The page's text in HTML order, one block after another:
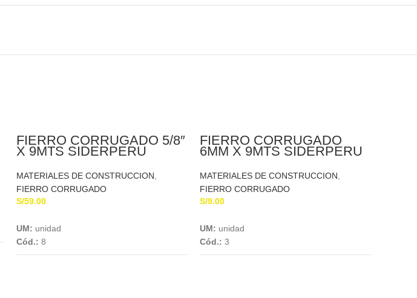
FIERRO CORRUGADO 5/8″
X 9MTS SIDERPERU
MATERIALES DE CONSTRUCCION
FIERRO CORRUGADO
S/59.00
UM: unidad
Cód.: 8
FIERRO CORRUGADO
6MM X 9MTS SIDERPERU
MATERIALES DE CONSTRUCCION
FIERRO CORRUGADO
S/9.00
UM: unidad
Cód.: 3